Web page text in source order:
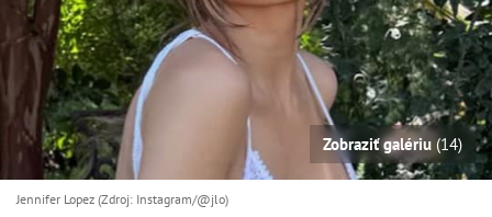
Zobraziť galériu (14)
Jennifer Lopez (Zdroj: Instagram/@jlo)